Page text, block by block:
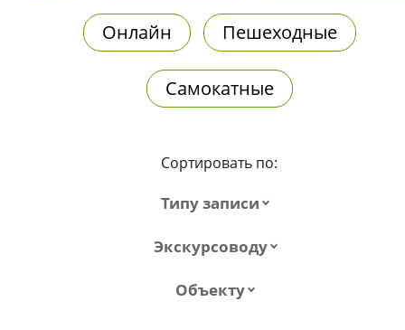
Онлайн Пешеходные
Самокатные
Сортировать по:
Типу записи
Экскурсоводу
Объекту